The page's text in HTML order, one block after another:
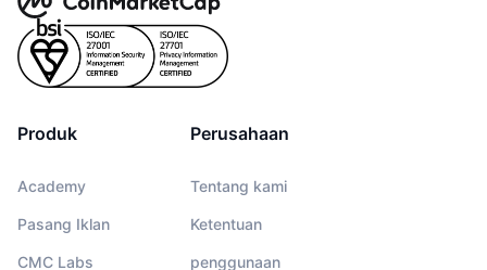
Produk
Academy
Pasang Iklan
CMC Labs
Perusahaan
Tentang kami
Ketentuan
penggunaan